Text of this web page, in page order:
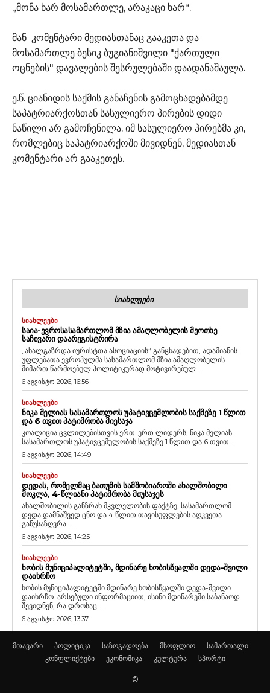
„მონა ხარ მოსამართლე, არაკაცი ხარ“.
მან კომენტარი მედიასთანაც გააკეთა და
მოსამართლე ბესიკ ბუგიანიშვილი "ქართული
ოცნების" დავალების შესრულებაში დაადანაშაულა.
ე.წ. ციანიდის საქმის განაჩენის გამოცხადებამდე
საპატრიარქოსთან სასულიერო პირების დიდი
ნაწილი არ გამოჩენილა. იმ სასულიერო პირებმა კი,
რომლებიც საპატრიარქოში მივიდნენ, მედიასთან
კომენტარი არ გააკეთეს.
ᲡᲘᲐᲮᲚᲔᲔᲑᲘ
ᲡᲘᲐᲮᲚᲔᲔᲑᲘ
ᲡᲐᲘᲐ-ᲔᲕᲠᲝᲡᲐᲡᲐᲛᲐᲠᲗᲚᲝᲛ ᲛᲖᲘᲐ ᲐᲛᲐᲦᲚᲝᲑᲔᲚᲘᲡ ᲛᲔᲝᲗᲮᲔ
ᲡᲐᲩᲘᲕᲐᲠᲘ ᲓᲐᲐᲠᲔᲒᲘᲡᲢᲠᲘᲠᲐ
„ახალგაზრდა იურისტთა ასოციაციის“ განცხადებით, ადამიანის
უფლებათა ევროპულმა სასამართლომ მზია ამაღლობელის
მიმართ წარმოებულ პოლიტიკურად მოტივირებულ...
6 აგვისტო 2026, 16:56
ᲡᲘᲐᲮᲚᲔᲔᲑᲘ
ᲜᲘᲙᲐ ᲛᲔᲚᲘᲐᲡ ᲡᲐᲡᲐᲛᲐᲠᲗᲚᲝᲡ ᲣᲞᲐᲢᲘᲕᲪᲔᲛᲚᲝᲑᲘᲡ ᲡᲐᲥᲛᲔᲖᲔ 1 ᲬᲚᲘᲗ
ᲓᲐ 6 ᲗᲕᲘᲗ ᲞᲐᲢᲘᲛᲠᲝᲑᲐ ᲛᲘᲔᲡᲐᲯᲐ
კოალიცია ცვლილებისთვის ერთ-ერთ ლიდერს, ნიკა მელიას
სასამართლოს უპატივცემულობის საქმეზე 1 წლით და 6 თვით...
6 აგვისტო 2026, 14:49
ᲡᲘᲐᲮᲚᲔᲔᲑᲘ
ᲓᲔᲓᲐᲡ, ᲠᲝᲛᲔᲚᲛᲐᲪ ᲑᲐᲗᲣᲛᲘᲡ ᲡᲐᲛᲨᲝᲑᲘᲐᲠᲝᲨᲘ ᲐᲮᲐᲚᲨᲝᲑᲘᲚᲘ
ᲛᲝᲙᲚᲐ, 4-ᲬᲚᲘᲐᲜᲘ ᲞᲐᲢᲘᲛᲠᲝᲑᲐ ᲛᲘᲣᲡᲐᲯᲔᲡ
ახალშობილის განზრახ მკვლელობის ფაქტზე, სასამართლომ
დედა დამნაშვედ ცნო და 4 წლით თავისუფლების აღკვეთა
განუსაზღვრა....
6 აგვისტო 2026, 14:25
ᲡᲘᲐᲮᲚᲔᲔᲑᲘ
ᲮᲝᲑᲘᲡ ᲛᲣᲜᲘᲪᲘᲞᲐᲚᲘᲢᲔᲢᲨᲘ, ᲛᲓᲘᲜᲐᲠᲔ ᲮᲝᲑᲘᲡᲬᲧᲐᲚᲨᲘ ᲓᲔᲓᲐ-ᲨᲕᲘᲚᲘ
ᲓᲐᲘᲮᲠᲩᲝ
ხობის მუნიციპალიტეტში მდინარე ხობისწყალში დედა-შვილი
დაიხრჩო. არსებული ინფორმაციით, ისინი მდინარეში საბანაოდ
შევიდნენ, რა დროსაც...
6 აგვისტო 2026, 13:37
მთავარი პოლიტიკა საზოგადოება მსოფლიო
სამართალი
კონფლიქტები
ეკონომიკა კულტურა სპორტი
©